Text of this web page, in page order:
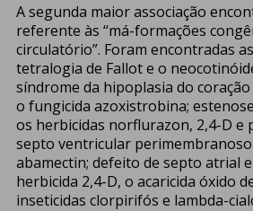
A segunda maior associação
referente às “má-formações
circulatório”. Foram encontradas
tetralogia de Fallot e o
síndrome da hipoplasia do
o fungicida azoxistrobina;
os herbicidas norflurazon, 2,4-D e
septo ventricular perimembranoso
abamectin; defeito de septo atrial
herbicida 2,4-D, o acaricida óxido
inseticidas clorpirifós e lambda-